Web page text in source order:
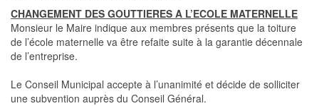
CHANGEMENT DES GOUTTIERES A L’ECOLE MATERNELLE
Monsieur le Maire indique aux membres présents que la toiture
de l’école maternelle va être refaite suite à la garantie décennale
de l’entreprise.
Le Conseil Municipal accepte à l’unanimité et décide de solliciter
une subvention auprès du Conseil Général.